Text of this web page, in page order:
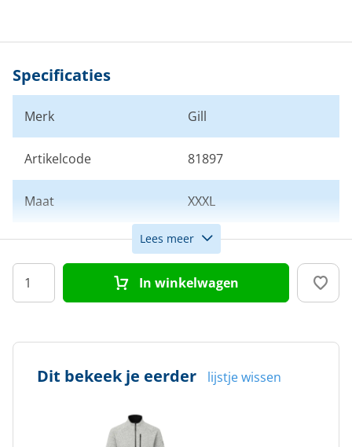
Specificaties
Merk Gill
Artikelcode 81897
Maat XXXL
Kleur Grijs
Doelgroep Heren
Lees meer
In winkelwagen
Dit bekeek je eerder lijstje wissen